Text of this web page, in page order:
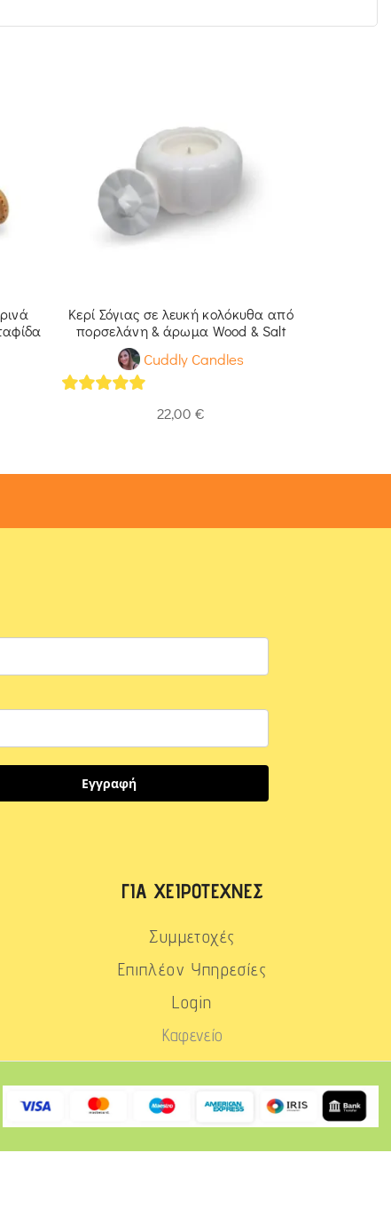
Κερί Σόγιας σε λευκή κολόκυθα από
πορσελάνη & άρωμα Wood & Salt
Cuddly Candles
22,00 €
Εγγραφή
ΓΙΑ ΧΕΙΡΟΤΈΧΝΕΣ
Συμμετοχές
Επιπλέον Υπηρεσίες
Login
Καφενείο